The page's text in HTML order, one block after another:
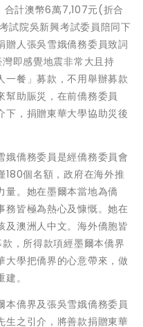
計澳幣6萬7,107元(折合
試院吳新興考試委員陪同下
贈人張吳雪娥僑務委員致詞
即感覺地震非常大且持
一餐」募款，不用舉辦募款
幫助賑災，在前僑務委員
下，捐贈東華大學協助災後
娥僑務委員是經僑務委員會
180個名額，政府在海外推
量。她在墨爾本當地為僑
務皆極為熱心及慷慨。她在
及澳洲人中文。海外僑胞皆
，所得款項經墨爾本僑界
大學把僑界的心意帶來，做
。
本僑界及張吳雪娥僑務委員
生之引介，將善款捐贈東華